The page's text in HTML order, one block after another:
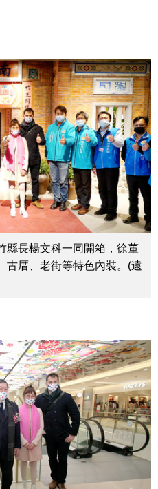
縣長楊文科一同開箱，徐董
古厝、老街等特色內裝。(遠